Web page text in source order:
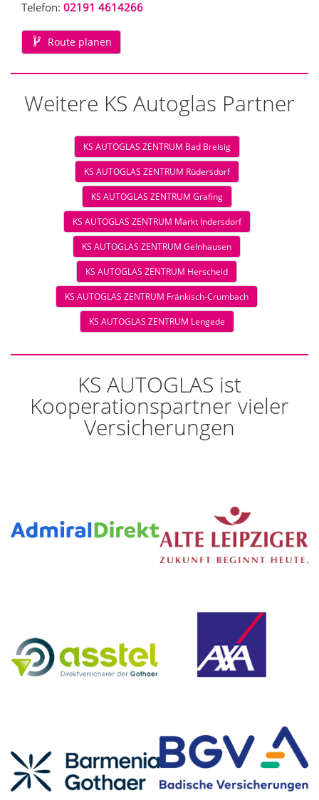
Telefon: 02191 4614266
Route planen
Weitere KS Autoglas Partner
KS AUTOGLAS ZENTRUM Bad Breisig
KS AUTOGLAS ZENTRUM Rüdersdorf
KS AUTOGLAS ZENTRUM Grafing
KS AUTOGLAS ZENTRUM Markt Indersdorf
KS AUTOGLAS ZENTRUM Gelnhausen
KS AUTOGLAS ZENTRUM Herscheid
KS AUTOGLAS ZENTRUM Fränkisch-Crumbach
KS AUTOGLAS ZENTRUM Lengede
KS AUTOGLAS ist
Kooperationspartner vieler
Versicherungen